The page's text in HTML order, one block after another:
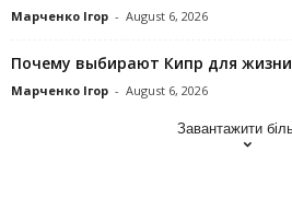
Марченко Ігор - August 6, 2026
Почему выбирают Кипр для
Марченко Ігор - August 6, 2026
Завантажити